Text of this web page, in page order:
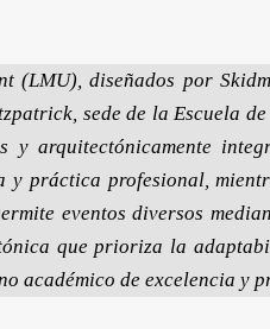
diseñados por
sede de la Escuela
y arquitectónicamente
práctica profesional,
eventos diversos
que prioriza la
académico de excelencia y